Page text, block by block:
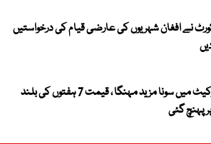
نے افغان شہریوں کی عارضی قیام کی درخواستیں
عالمی مارکیٹ میں سونا مزید مہنگا ، قیمت 7 ہفتوں کی بلند
پہنچ گئی